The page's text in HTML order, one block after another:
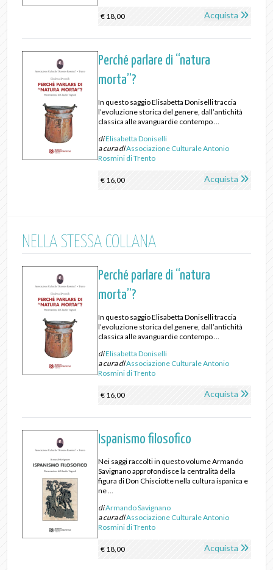
€ 18,00 Acquista
Perché parlare di “natura
morta”?
In questo saggio Elisabetta Doniselli traccia
l’evoluzione storica del genere, dall’antichità
classica alle avanguardie contempo ...
diElisabetta Doniselli
a cura diAssociazione Culturale Antonio
Rosmini di Trento
€ 16,00 Acquista
NELLA STESSA COLLANA
Perché parlare di “natura
morta”?
In questo saggio Elisabetta Doniselli traccia
l’evoluzione storica del genere, dall’antichità
classica alle avanguardie contempo ...
diElisabetta Doniselli
a cura diAssociazione Culturale Antonio
Rosmini di Trento
€ 16,00 Acquista
Ispanismo filosofico
Nei saggi raccolti in questo volume Armando
Savignano approfondisce la centralità della
figura di Don Chisciotte nella cultura ispanica e
ne ...
diArmando Savignano
a cura diAssociazione Culturale Antonio
Rosmini di Trento
€ 18,00 Acquista